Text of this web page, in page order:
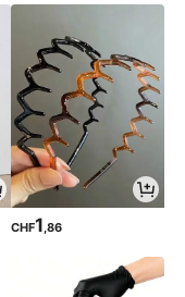
CHF1 ,86